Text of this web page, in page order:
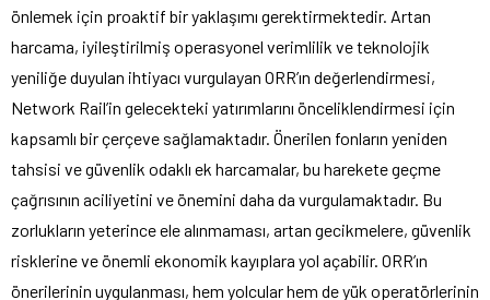
önlemek için proaktif bir yaklaşımı gerektirmektedir. Artan
harcama, iyileştirilmiş operasyonel verimlilik ve teknolojik
yeniliğe duyulan ihtiyacı vurgulayan ORR’ın değerlendirmesi,
Network Rail’in gelecekteki yatırımlarını önceliklendirmesi için
kapsamlı bir çerçeve sağlamaktadır. Önerilen fonların yeniden
tahsisi ve güvenlik odaklı ek harcamalar, bu harekete geçme
çağrısının aciliyetini ve önemini daha da vurgulamaktadır. Bu
zorlukların yeterince ele alınmaması, artan gecikmelere, güvenlik
risklerine ve önemli ekonomik kayıplara yol açabilir. ORR’ın
önerilerinin uygulanması, hem yolcular hem de yük operatörlerinin